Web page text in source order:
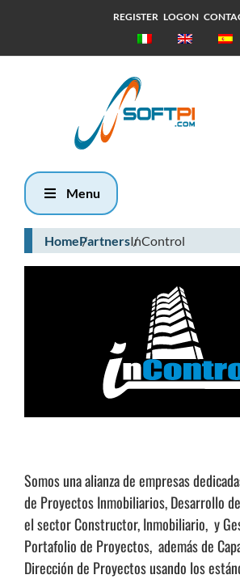
REGISTER LOGON
Menu
HomePartnersInControl
Somos una alianza de empresas
de Proyectos Inmobiliarios, Desarrollo
el sector Constructor, Inmobiliario, y
Portafolio de Proyectos, además de
Dirección de Proyectos usando los